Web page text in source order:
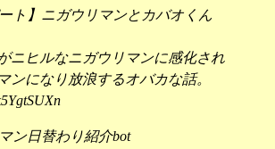
ート】ニガウリマンとカバオくん
ニヒルなニガウリマンに感化され
ンになり放浪するオバカな話。
ン日替わり紹介bot